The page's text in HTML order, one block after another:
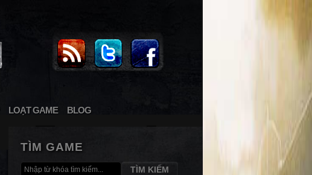
LOẠT GAME BLOG
TÌM GAME
TÌM KIẾM